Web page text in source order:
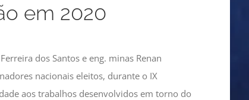
em 2020
dos Santos e eng. minas Renan
nacionais eleitos, durante o IX
aos trabalhos desenvolvidos em torno do